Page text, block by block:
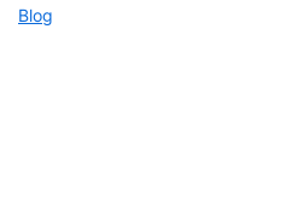
Blog